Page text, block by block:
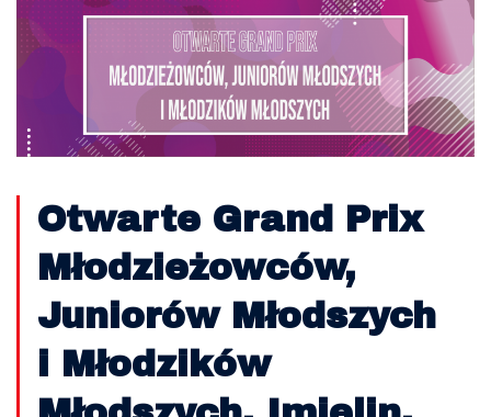
Otwarte Grand Prix
Młodzieżowców,
Juniorów Młodszych
i Młodzików